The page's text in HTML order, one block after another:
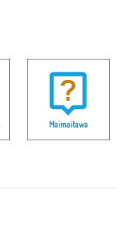
Maimaitawa